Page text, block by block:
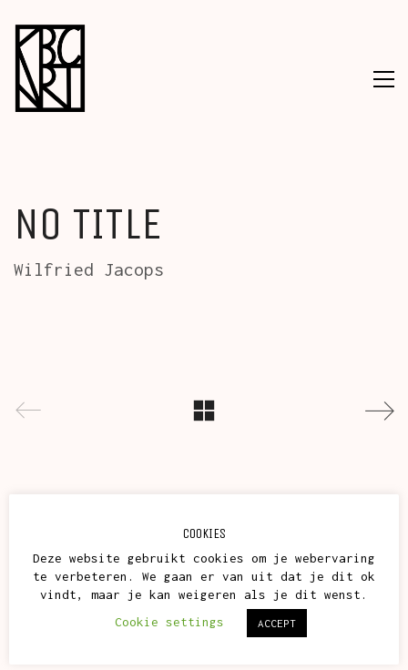
NO TITLE
Wilfried Jacops
COOKIES
Deze website gebruikt cookies om je webervaring
te verbeteren. We gaan er van uit dat je dit ok
vindt, maar je kan weigeren als je dit wenst.
Cookie settings
ACCEPT